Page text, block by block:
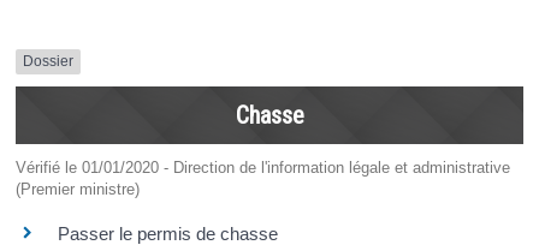
Dossier
Chasse
Vérifié le 01/01/2020 - Direction de l'information légale et administrative
(Premier ministre)
Passer le permis de chasse